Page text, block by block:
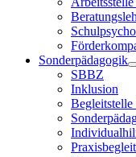
Sonderpädagogik
SBBZ
Inklusion